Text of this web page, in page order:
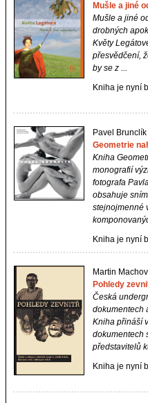
Mušle a jiné
Mušle a jiné
drobných
Květy
přesvědčení,
by se z ...
Kniha je nyní
Pavel Brunclík
Geometrie
Kniha
monografií
fotografa
obsahuje
stejnojmenné
Kniha je nyní
Martin
Pohledy
Česká
dokumentech
Kniha přináší
dokumentech
představitelů
Kniha je nyní